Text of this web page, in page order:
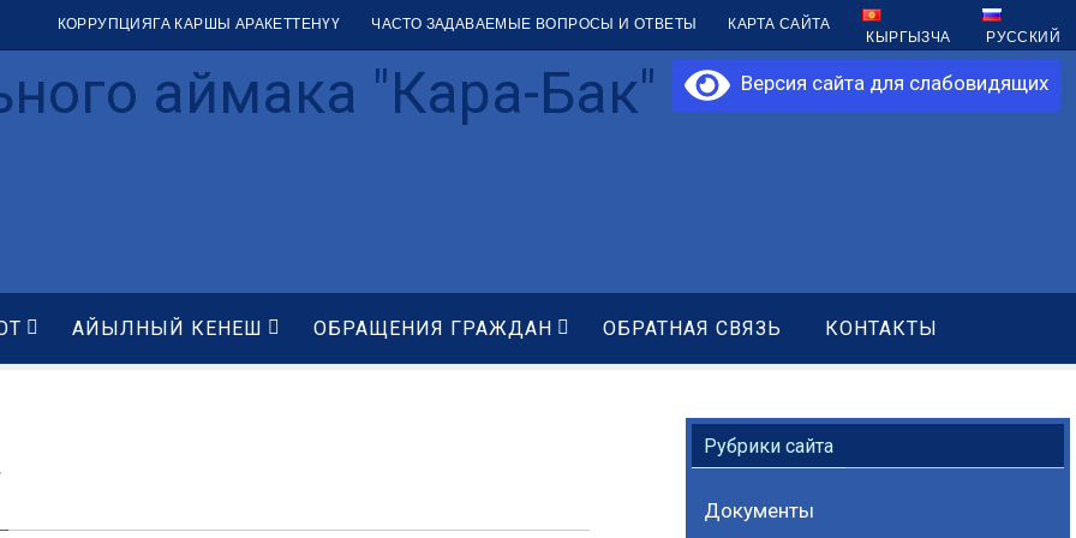
КОРРУПЦИЯГА КАРШЫ АРАКЕТТЕНҮҮ ЧАСТО ЗАДАВАЕМЫЕ ВОПРОСЫ И ОТВЕТЫ КАРТА САЙТА
КЫРГЫЗЧА РУССКИЙ
аймака "Кара-Бак" Версия сайта для слабовидящих
АЙЫЛНЫЙ КЕНЕШ ОБРАЩЕНИЯ ГРАЖДАН ОБРАТНАЯ СВЯЗЬ КОНТАКТЫ
Рубрики сайта
Документы